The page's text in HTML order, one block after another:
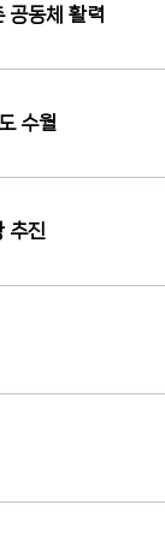
공동체 활력
수월
추진